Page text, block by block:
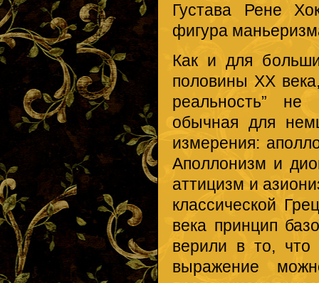
Густава Рене
фигура
Как и для
половины ХХ
реальность”
обычная для
измерения:
Аполлонизм и
аттицизм и
классической
века принцип
верили в то, что
выражение